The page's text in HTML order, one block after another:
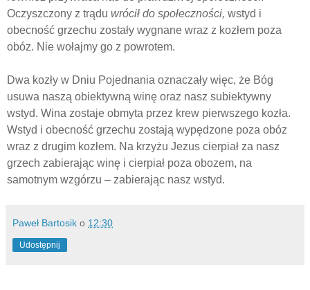
Oczyszczony z trądu wrócił do społeczności, wstyd i
obecność grzechu zostały wygnane wraz z kozłem poza
obóz. Nie wołajmy go z powrotem.
Dwa kozły w Dniu Pojednania oznaczały więc, że Bóg
usuwa naszą obiektywną winę oraz nasz subiektywny
wstyd. Wina zostaje obmyta przez krew pierwszego kozła.
Wstyd i obecność grzechu zostają wypędzone poza obóz
wraz z drugim kozłem. Na krzyżu Jezus cierpiał za nasz
grzech zabierając winę i cierpiał poza obozem, na
samotnym wzgórzu – zabierając nasz wstyd.
Paweł Bartosik o 12:30
Udostępnij